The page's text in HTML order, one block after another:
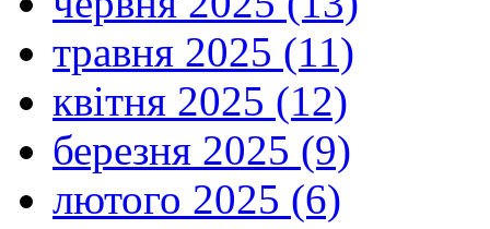
травня 2025 (11)
квітня 2025 (12)
березня 2025 (9)
лютого 2025 (6)